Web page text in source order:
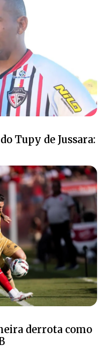
Tupy de Jussara:
derrota como